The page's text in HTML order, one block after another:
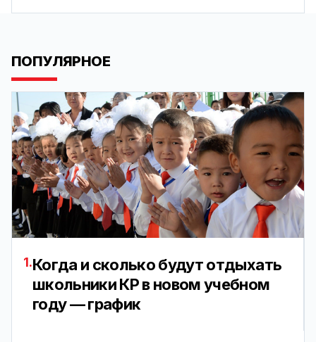
ПОПУЛЯРНОЕ
1.Когда и сколько будут отдыхать
школьники КР в новом учебном
году — график